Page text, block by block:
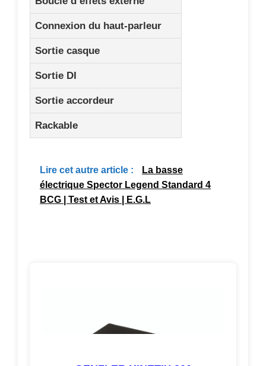
Connexion du haut-parleur
Sortie casque
Sortie DI
Sortie accordeur
Rackable
Lire cet autre article :
La basse
électrique Spector Legend Standard 4
BCG | Test et Avis | E.G.L